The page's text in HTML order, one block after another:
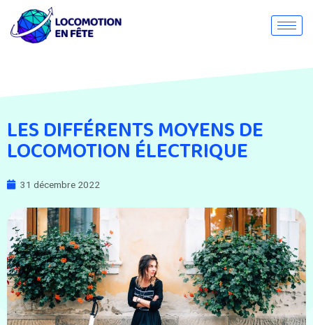
LES DIFFÉRENTS MOYENS DE
LOCOMOTION ÉLECTRIQUE
31 décembre 2022